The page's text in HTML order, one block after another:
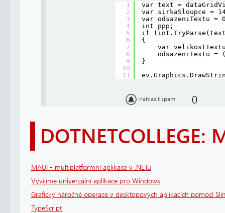
1
2
3
4
5
6
7
8
9
10
11
var text =
var sirkaSloupce =
var odsazeniTextu =
int ppp;
if
{
var
odsazeniTextu
}
nahlásit spam 0
DOTNETCOLLEGE:
MAUI - multiplatformní aplikace v .NETu
Vyvíjíme univerzální aplikace pro Windows
Graficky náročné operace v desktopových aplikacích pomocí
TypeScript